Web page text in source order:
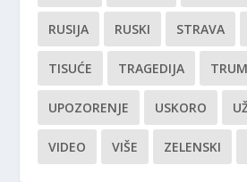
RUSIJA RUSKI STRAVA
TISUĆE TRAGEDIJA
UPOZORENJE USKORO
VIDEO VIŠE ZELENSKI